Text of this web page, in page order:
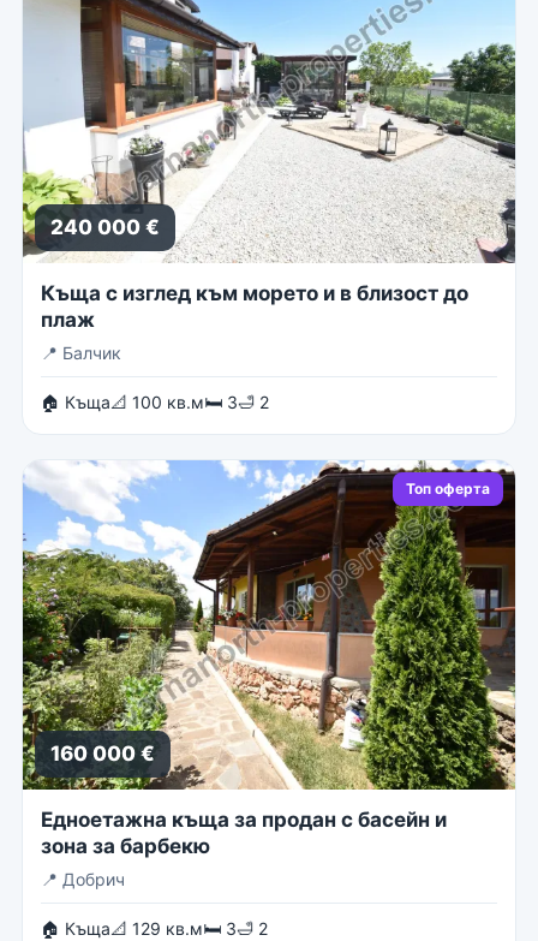
240 000 €
Къща с изглед към морето и в близост до
плаж
📍 Балчик
🏠 Къща📐 100 кв.м🛏 3🛁 2
Топ оферта
160 000 €
Едноетажна къща за продан с басейн и
зона за барбекю
📍 Добрич
🏠 Къща📐 129 кв.м🛏 3🛁 2